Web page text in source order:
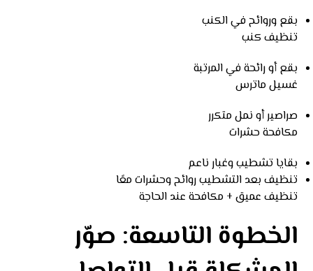
بقع وروائح في الكنب
تنظيف كنب
بقع أو رائحة في المرتبة
غسيل ماترس
صراصير أو نمل متكرر
مكافحة حشرات
بقايا تشطيب وغبار ناعم
تنظيف بعد التشطيب روائح وحشرات معًا
تنظيف عميق + مكافحة عند الحاجة
الخطوة التاسعة: صوّر